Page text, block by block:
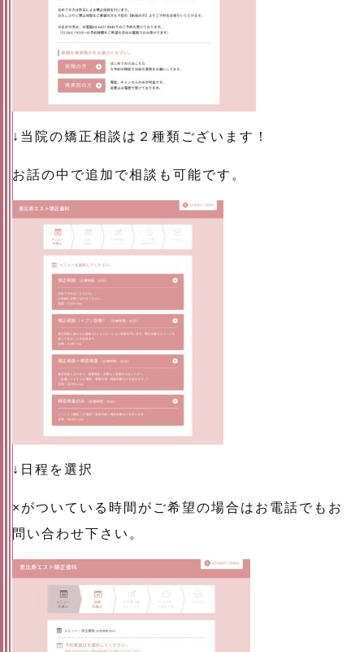
↓当院の矯正相談は２種類ございます！
お話の中で追加で相談も可能です。
↓日程を選択
×がついている時間がご希望の場合はお電話でもお
問い合わせ下さい。